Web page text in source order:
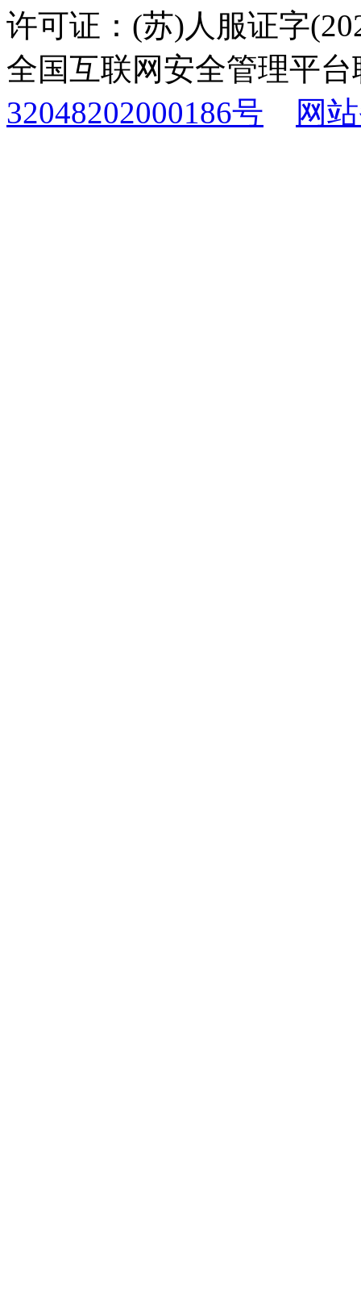
许可证：(苏)人服证字
全国互联网安全管理平
32048202000186号
网